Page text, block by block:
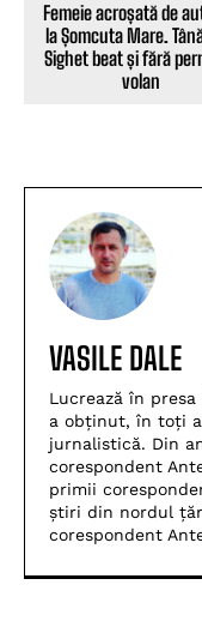
Femeie acroșată de
la Șomcuta Mare.
Sighet beat și fără
volan
VASILE DALE
Lucrează în
a obținut, în toți
jurnalistică. Din
corespondent
primii
știri din nordul
corespondent